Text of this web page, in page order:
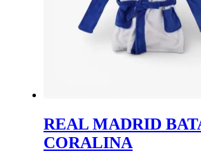
REAL MADRID
CORALINA